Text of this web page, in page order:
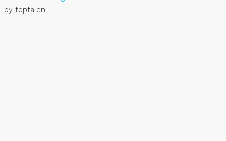
by toptalen